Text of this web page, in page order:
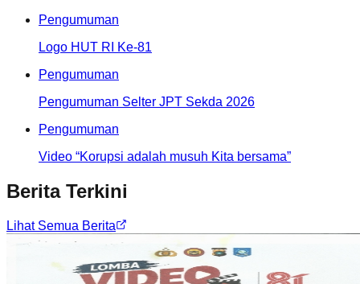
Pengumuman
Logo HUT RI Ke-81
Pengumuman
Pengumuman Selter JPT Sekda 2026
Pengumuman
Video “Korupsi adalah musuh Kita bersama”
Berita Terkini
Lihat Semua Berita